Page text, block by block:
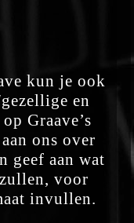
kun je ook
en
Graave’s
ons over
geef aan wat
voor
invullen.